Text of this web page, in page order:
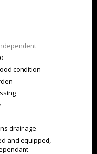
condition
drainage
and equipped,